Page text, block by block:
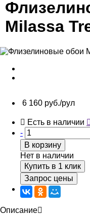
Milassa
6 160 руб./рул
Есть в наличии
-
В корзину
Нет в наличии
Купить в 1 клик
Запрос цены
Описание